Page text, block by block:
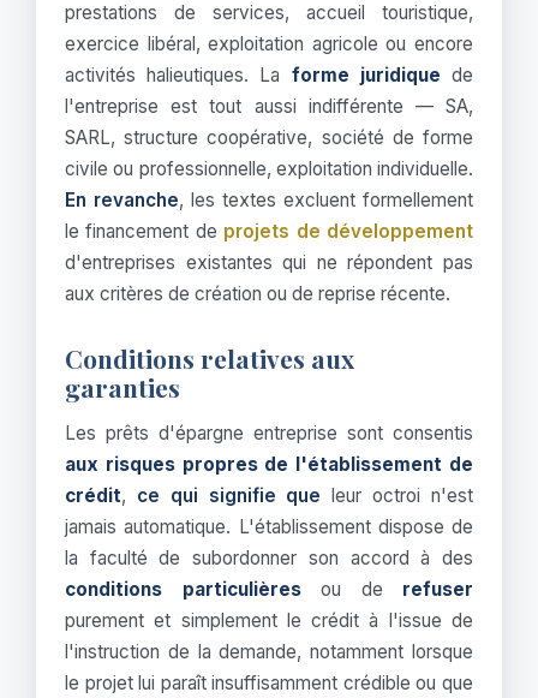
prestations de services, accueil touristique,
exercice libéral, exploitation agricole ou encore
activités halieutiques. La forme juridique de
l'entreprise est tout aussi indifférente — SA,
SARL, structure coopérative, société de forme
civile ou professionnelle, exploitation individuelle.
En revanche, les textes excluent formellement
le financement de projets de développement
d'entreprises existantes qui ne répondent pas
aux critères de création ou de reprise récente.
Conditions relatives aux
garanties
Les prêts d'épargne entreprise sont consentis
aux risques propres de l'établissement de
crédit, ce qui signifie que leur octroi n'est
jamais automatique. L'établissement dispose de
la faculté de subordonner son accord à des
conditions particulièresou de refuser
purement et simplement le crédit à l'issue de
l'instruction de la demande, notamment lorsque
le projet lui paraît insuffisamment crédible ou que